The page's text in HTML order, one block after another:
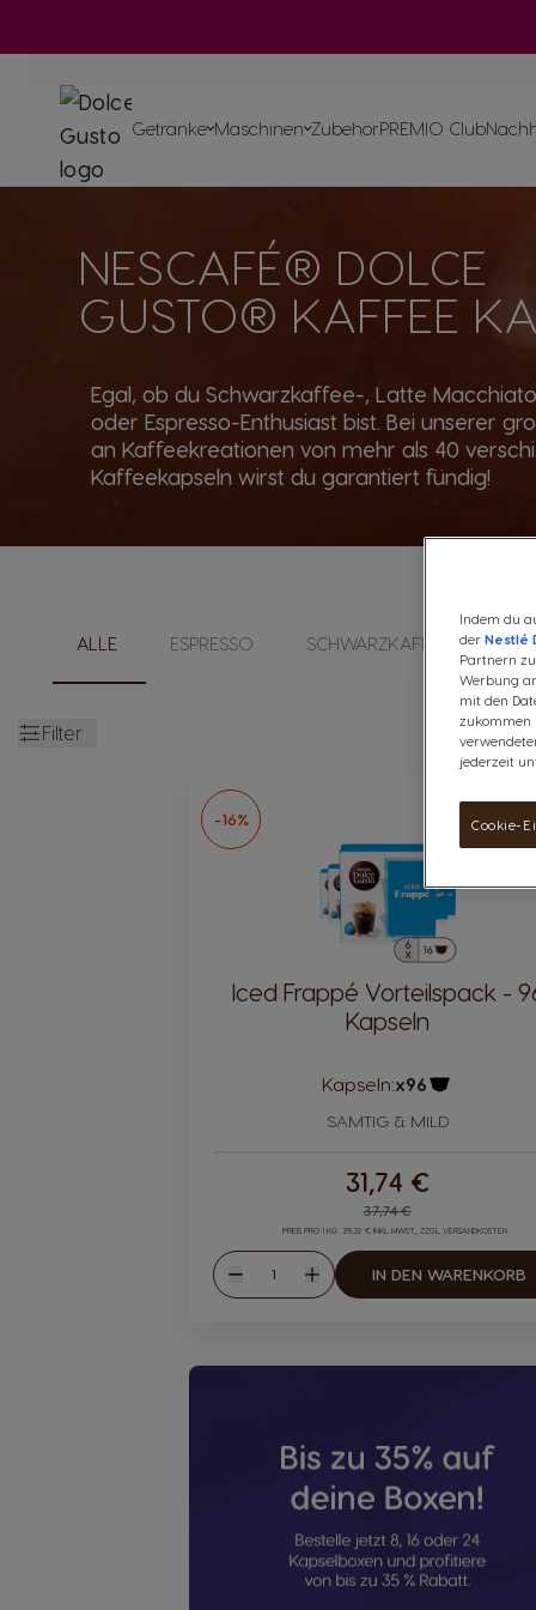
Getränke Maschinen
Center
ZubehörPREMIO Club
Unsere
Verpflichtungen
Recycle deine
Unsere Artikel
Unsere
NESCAFÉ® DOLCE
GUSTO® KAFFEE
Egal, ob du Schwarzkaffee-, Latte
oder Espresso-Enthusiast bist. Bei unserer
an Kaffeekreationen von mehr als 40
Kaffeekapseln wirst du garantiert fündig!
ALLE ESPRESSO SCHWARZKAFFEE
Filter
-16%
Iced Frappé Vorteilspack -
Kapseln
Kapseln:x96
SAMTIG & MILD
Regular Price
37,74 €
31,74 €
PREIS PRO 1 KG: 39,32 € INKL. MWST., ZZGL. VERSANDKOSTEN
Abnahme
Menge
Zunahme
IN DEN WARENKORB
Indem du
der Nestlé
Partnern
Werbung
mit den
zukommen
jederzeit
Cookie-